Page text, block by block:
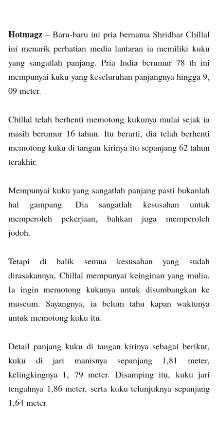
Hotmagz – Baru-baru ini pria bernama Shridhar Chillal
ini menarik perhatian media lantaran ia memiliki kuku
yang sangatlah panjang. Pria India berumur 78 th ini
mempunyai kuku yang keseluruhan panjangnya hingga 9,
09 meter.
Chillal telah berhenti memotong kukunya mulai sejak ia
masih berumur 16 tahun. Itu berarti, dia telah berhenti
memotong kuku di tangan kirinya itu sepanjang 62 tahun
terakhir.
Mempunyai kuku yang sangatlah panjang pasti bukanlah
hal gampang. Dia sangatlah kesusahan untuk
memperoleh pekerjaan, bahkan juga memperoleh
jodoh.
Tetapi di balik semua kesusahan yang sudah
dirasakannya, Chillal mempunyai keinginan yang mulia.
Ia ingin memotong kukunya untuk disumbangkan ke
museum. Sayangnya, ia belum tahu kapan waktunya
untuk memotong kuku itu.
Detail panjang kuku di tangan kirinya sebagai berikut,
kuku di jari manisnya sepanjang 1,81 meter,
kelingkingnya 1, 79 meter. Disamping itu, kuku jari
tengahnya 1,86 meter, serta kuku telunjuknya sepanjang
1,64 meter.